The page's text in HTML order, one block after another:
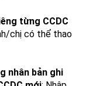
từng CCDC
chị có thể thao
nhân bản ghi